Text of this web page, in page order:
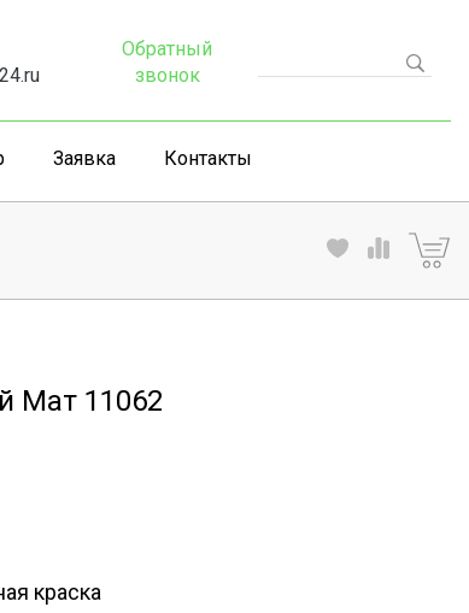
Обратный
звонок
Заявка Контакты
Мат 11062
краска